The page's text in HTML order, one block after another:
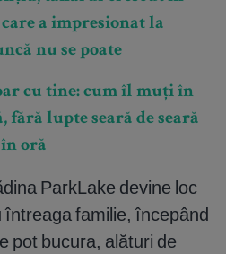
a impresionat la
nu se poate
cu tine: cum îl muți în
lupte seară de seară
oră
ParkLake devine loc
familie, începând
pot bucura, alături de